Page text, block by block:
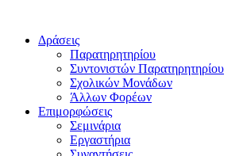
Δράσεις
Παρατηρητηρίου
Συντονιστών Παρατηρητηρίου
Σχολικών Μονάδων
Άλλων Φορέων
Επιμορφώσεις
Σεμινάρια
Εργαστήρια